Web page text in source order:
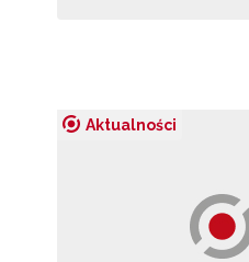
Aktualności